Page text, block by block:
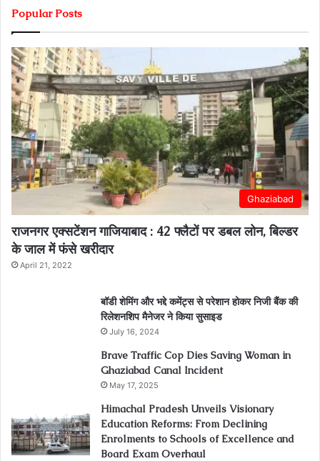
Popular Posts
Ghaziabad
राजनगर एक्सटेंशन गाजियाबाद : 42 फ्लैटों पर डबल लोन, बिल्डर
के जाल में फंसे खरीदार
April 21, 2022
बॉडी शेमिंग और भद्दे कमेंट्स से परेशान होकर निजी बैंक की
रिलेशनशिप मैनेजर ने किया सुसाइड
July 16, 2024
Brave Traffic Cop Dies Saving Woman in
Ghaziabad Canal Incident
May 17, 2025
Himachal Pradesh Unveils Visionary
Education Reforms: From Declining
Enrolments to Schools of Excellence and
Board Exam Overhaul